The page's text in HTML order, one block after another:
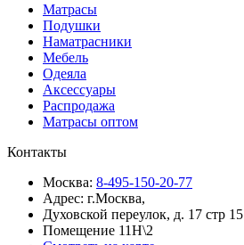
Матрасы
Подушки
Наматрасники
Мебель
Одеяла
Аксессуары
Распродажа
Матрасы оптом
Контакты
Москва: 8-495-150-20-77
Адрес: г.Москва,
Духовской переулок, д. 17 стр 15
Помещение 11Н\2